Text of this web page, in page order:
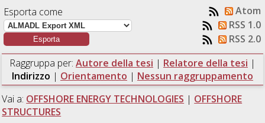
Esporta come
Atom
RSS 1.0
RSS 2.0
Raggruppa per: Autore della tesi | Relatore della tesi |
Indirizzo | Orientamento | Nessun raggruppamento
Vai a: OFFSHORE ENERGY TECHNOLOGIES | OFFSHORE
STRUCTURES